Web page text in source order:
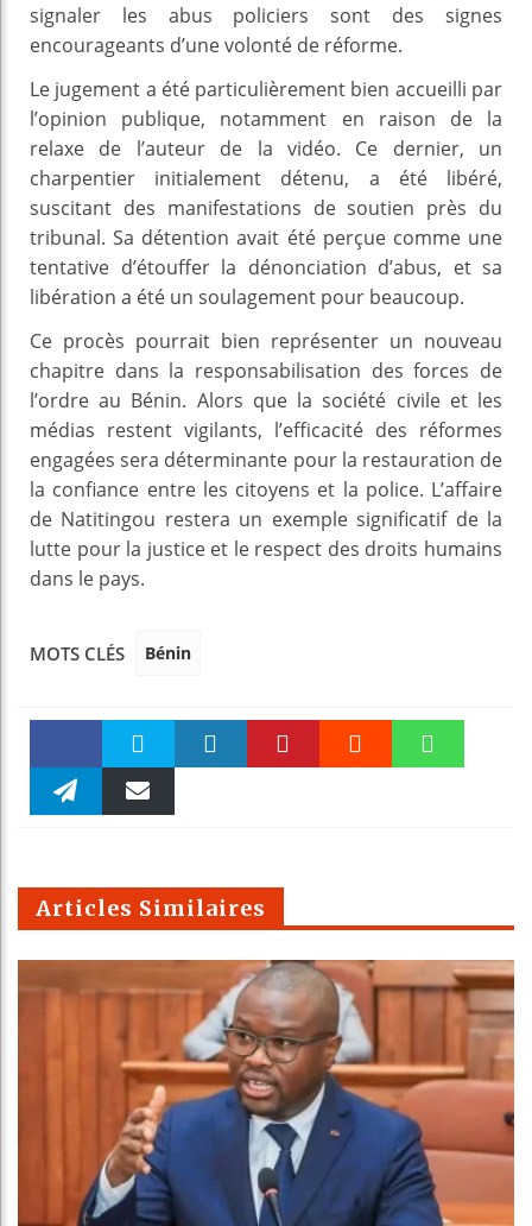
signaler les abus policiers sont des signes
encourageants d’une volonté de réforme.
Le jugement a été particulièrement bien accueilli par
l’opinion publique, notamment en raison de la
relaxe de l’auteur de la vidéo. Ce dernier, un
charpentier initialement détenu, a été libéré,
suscitant des manifestations de soutien près du
tribunal. Sa détention avait été perçue comme une
tentative d’étouffer la dénonciation d’abus, et sa
libération a été un soulagement pour beaucoup.
Ce procès pourrait bien représenter un nouveau
chapitre dans la responsabilisation des forces de
l’ordre au Bénin. Alors que la société civile et les
médias restent vigilants, l’efficacité des réformes
engagées sera déterminante pour la restauration de
la confiance entre les citoyens et la police. L’affaire
de Natitingou restera un exemple significatif de la
lutte pour la justice et le respect des droits humains
dans le pays.
MOTS CLÉS Bénin
Faceboo Twitter
m
Articles Similaires